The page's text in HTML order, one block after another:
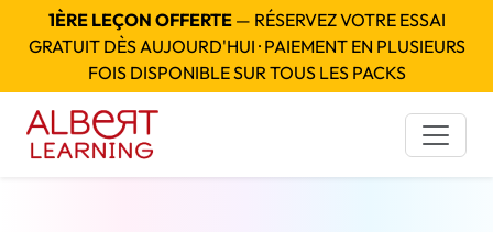
1ÈRE LEÇON OFFERTE— RÉSERVEZ VOTRE ESSAI
GRATUIT DÈS AUJOURD'HUI · PAIEMENT EN PLUSIEURS
FOIS DISPONIBLE SUR TOUS LES PACKS